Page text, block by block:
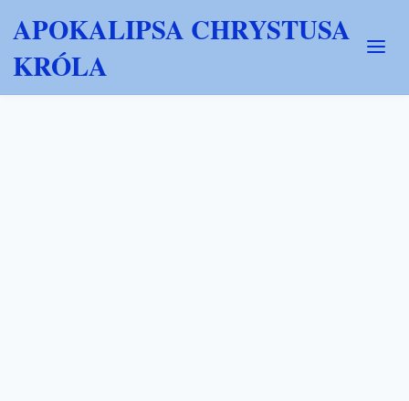
APOKALIPSA CHRYSTUSA
KRÓLA